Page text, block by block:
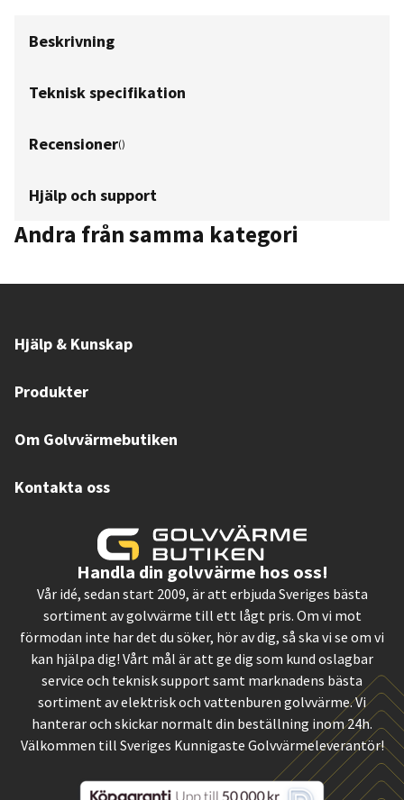
Beskrivning
Teknisk specifikation
Recensioner()
Hjälp och support
Andra från samma kategori
Hjälp & Kunskap
Produkter
Om Golvvärmebutiken
Kontakta oss
Handla din golvvärme hos oss!
Vår idé, sedan start 2009, är att erbjuda Sveriges bästa
sortiment av golvvärme till ett lågt pris. Om vi mot
förmodan inte har det du söker, hör av dig, så ska vi se om vi
kan hjälpa dig! Vårt mål är att ge dig som kund oslagbar
service och teknisk support samt marknadens bästa
sortiment av elektrisk och vattenburen golvvärme. Vi
hanterar och skickar normalt din beställning inom 24h.
Välkommen till Sveriges Kunnigaste Golvvärmeleverantör!